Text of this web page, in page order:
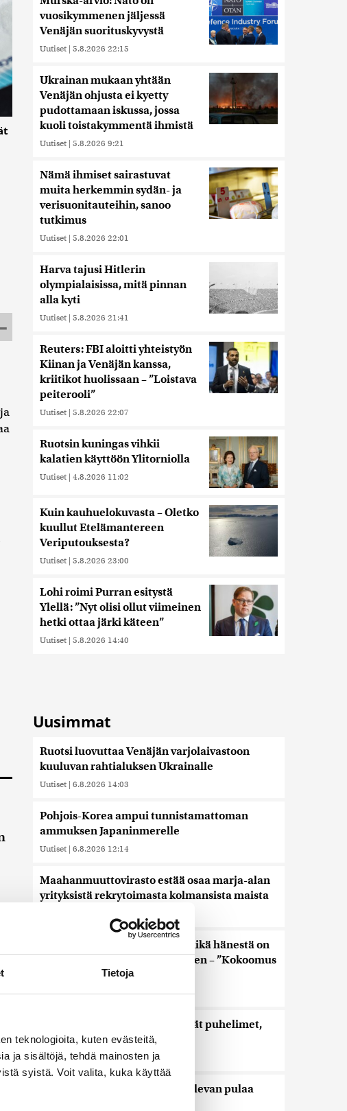
Tietoja
teknologioita, kuten evästeitä,
ja sisältöjä, tehdä mainosten ja
syistä. Voit valita, kuka käyttää
vuosikymmenen jäljessä
Venäjän suorituskyvystä
Uutiset | 5.8.2026 22:15
Ukrainan mukaan yhtään
Venäjän ohjusta ei kyetty
pudottamaan iskussa, jossa
kuoli toistakymmentä ihmistä
Uutiset | 5.8.2026 9:21
Nämä ihmiset sairastuvat
muita herkemmin sydän- ja
verisuonitauteihin, sanoo
tutkimus
Uutiset | 5.8.2026 22:01
Harva tajusi Hitlerin
olympialaisissa, mitä pinnan
alla kyti
Uutiset | 5.8.2026 21:41
Reuters: FBI aloitti yhteistyön
Kiinan ja Venäjän kanssa,
kriitikot huolissaan – ”Loistava
peiterooli”
Uutiset | 5.8.2026 22:07
Ruotsin kuningas vihkii
kalatien käyttöön Ylitorniolla
Uutiset | 4.8.2026 11:02
Kuin kauhuelokuvasta – Oletko
kuullut Etelämantereen
Veriputouksesta?
Uutiset | 5.8.2026 23:00
Lohi roimi Purran esitystä
Ylellä: ”Nyt olisi ollut viimeinen
hetki ottaa järki käteen”
Uutiset | 5.8.2026 14:40
Uusimmat
Ruotsi luovuttaa Venäjän varjolaivastoon
kuuluvan rahtialuksen Ukrainalle
Uutiset | 6.8.2026 14:03
Pohjois-Korea ampui tunnistamattoman
ammuksen Japaninmerelle
Uutiset | 6.8.2026 12:14
Maahanmuuttovirasto estää osaa marja-alan
yrityksistä rekrytoimasta kolmansista maista
Keskustan Siika-aho kertoo, mikä hänestä on
Ylen gallupin todellinen uutinen – ”Kokoomus
maksaa siitä hintaa”
Uutiset | 6.8.2026 11:56
Viime vuonna kouluista lähtivät puhelimet,
nyt lisätään liikkumista
Uutiset | 6.8.2026 11:24
Trump kiistää Yhdysvalloilla olevan pulaa